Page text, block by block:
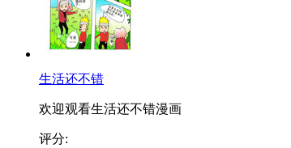
生活还不错
欢迎观看生活还不错漫画
评分: